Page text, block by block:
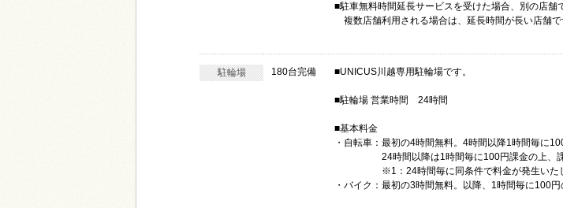
■駐車無料時間延長サービスを受けた場合、別の店舗
複数店舗利用される場合は、延長時間が長い店舗
駐輪場 180台完備 ■UNICUS川越専用駐輪場です。
■駐輪場 営業時間 24時間
■基本料金
・自転車：最初の4時間無料。4時間以降1時間毎に
24時間以降は1時間毎に100円課金の上、課
※1：24時間毎に同条件で料金が発生いたし
・バイク：最初の3時間無料。以降、1時間毎に100円